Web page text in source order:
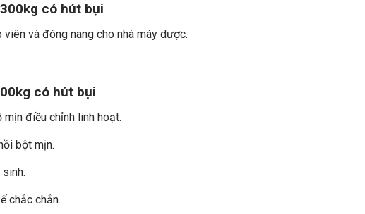
có hút bụi
và đóng nang cho nhà máy dược.
có hút bụi
điều chỉnh linh hoạt.
bột mịn.
sinh.
chắc chắn.